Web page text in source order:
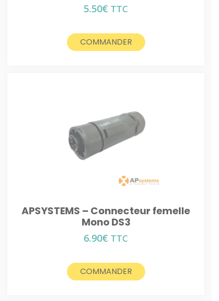
5.50€ TTC
COMMANDER
APSYSTEMS – Connecteur femelle
Mono DS3
6.90€ TTC
COMMANDER